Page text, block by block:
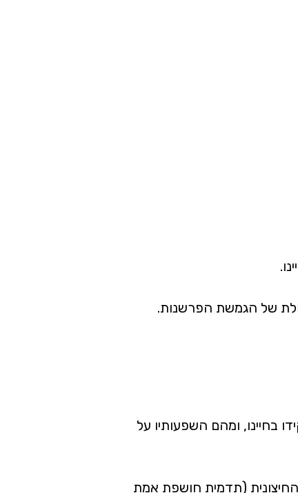
של הגמשת הפרשנות.
בחיינו, ומהם השפעותיו על
(תדמית חושפת אמת